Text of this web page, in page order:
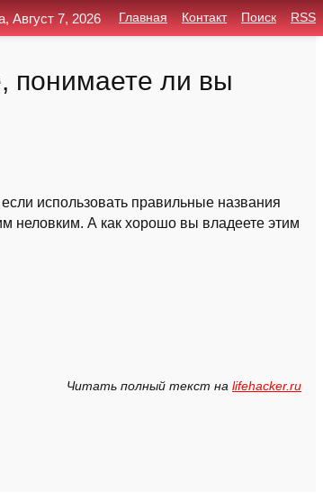
понимаете ли вы
использовать правильные названия
неловким. А как хорошо вы владеете этим
Читать полный текст на lifehacker.ru
Август 7, 2026 Главная Контакт Поиск RSS